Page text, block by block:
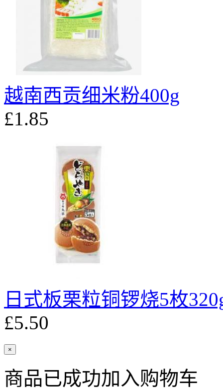
越南西贡细米粉400g
£1.85
日式板栗粒铜锣烧5枚
£5.50
×
商品已成功加入购物车